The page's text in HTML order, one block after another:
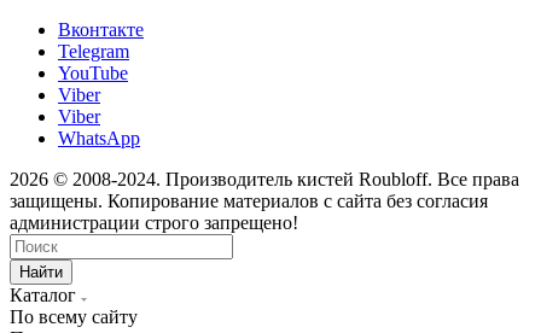
Вконтакте
Telegram
YouTube
Viber
Viber
WhatsApp
2026 © 2008-2024. Производитель кистей Roubloff. Все права
защищены. Копирование материалов с сайта без согласия
администрации строго запрещено!
Найти
Каталог
По всему сайту